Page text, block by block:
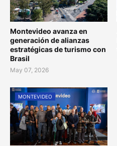
Montevideo avanza en
generación de alianzas
estratégicas de turismo con
Brasil
May 07, 2026
MONTEVIDEO